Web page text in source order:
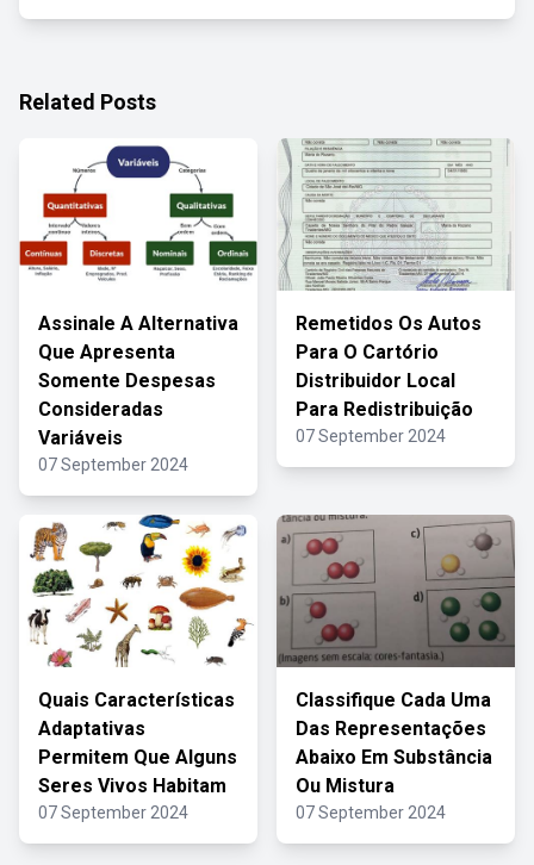
Related Posts
Assinale A Alternativa
Que Apresenta
Somente Despesas
Consideradas
Variáveis
07 September 2024
Remetidos Os Autos
Para O Cartório
Distribuidor Local
Para Redistribuição
07 September 2024
Quais Características
Adaptativas
Permitem Que Alguns
Seres Vivos Habitam
07 September 2024
Classifique Cada Uma
Das Representações
Abaixo Em Substância
Ou Mistura
07 September 2024